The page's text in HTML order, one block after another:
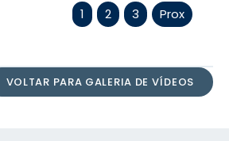
1
2 3 Prox
VOLTAR PARA GALERIA DE VÍDEOS